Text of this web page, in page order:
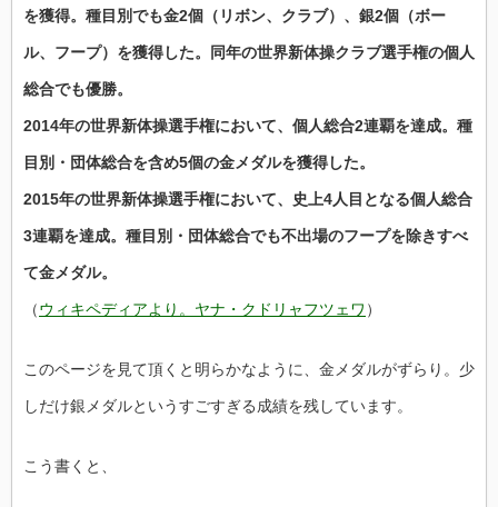
を獲得。種目別でも金2個（リボン、クラブ）、銀2個（ボー
ル、フープ）を獲得した。同年の世界新体操クラブ選手権の個人
総合でも優勝。
2014年の世界新体操選手権において、個人総合2連覇を達成。種
目別・団体総合を含め5個の金メダルを獲得した。
2015年の世界新体操選手権において、史上4人目となる個人総合
3連覇を達成。種目別・団体総合でも不出場のフープを除きすべ
て金メダル。
（ウィキペディアより。ヤナ・クドリャフツェワ ）
このページを見て頂くと明らかなように、金メダルがずらり。少
しだけ銀メダルというすごすぎる成績を残しています。
こう書くと、